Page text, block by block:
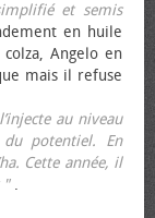
et semis
en huile
Angelo en
mais il refuse
au niveau
potentiel. En
Cette année, il
".